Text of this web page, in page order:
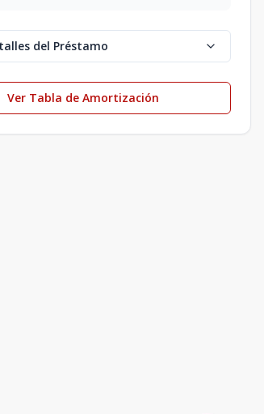
del Préstamo
Ver Tabla de Amortización